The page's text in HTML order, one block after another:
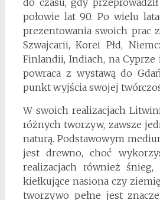
do czasu, gdy
połowie lat 90. Po wielu
prezentowania swoich prac
Szwajcarii, Korei Płd,
Finlandii, Indiach, na Cyprze
powraca z wystawą do
punkt wyjścia swojej
W swoich realizacjach
różnych tworzyw, zawsze
naturą. Podstawowym
jest drewno, choć
realizacjach również śnieg,
kiełkujące nasiona czy
tworzywo pełne jest